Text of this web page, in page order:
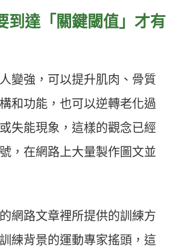
到達「關鍵閾值」才有
變強，可以提升肌肉、骨質
和功能，也可以逆轉老化過
失能現象，這樣的觀念已經
，在網路上大量製作圖文並
網路文章裡所提供的訓練方
練背景的運動專家搖頭，這